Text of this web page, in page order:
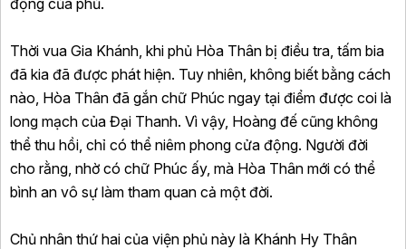
động của phủ.
Thời vua Gia Khánh, khi phủ Hòa Thân bị điều tra, tấm bia
đã kia đã được phát hiện. Tuy nhiên, không biết bằng cách
nào, Hòa Thân đã gắn chữ Phúc ngay tại điểm được coi là
long mạch của Đại Thanh. Vì vậy, Hoàng đế cũng không
thể thu hồi, chỉ có thể niêm phong cửa động. Người đời
cho rằng, nhờ có chữ Phúc ấy, mà Hòa Thân mới có thể
bình an vô sự làm tham quan cả một đời.
Chủ nhân thứ hai của viện phủ này là Khánh Hy Thân